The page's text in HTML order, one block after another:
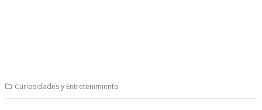
Curiosidades y Entretenimiento